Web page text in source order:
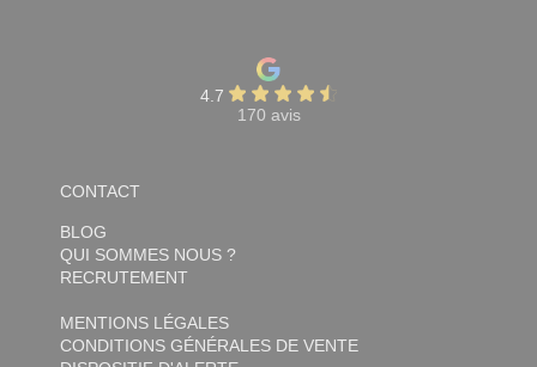
4.7
170 avis
CONTACT
BLOG
QUI SOMMES NOUS ?
RECRUTEMENT
MENTIONS LÉGALES
CONDITIONS GÉNÉRALES DE VENTE